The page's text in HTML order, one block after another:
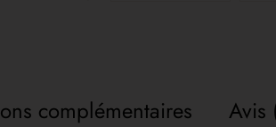
complémentaires Avis